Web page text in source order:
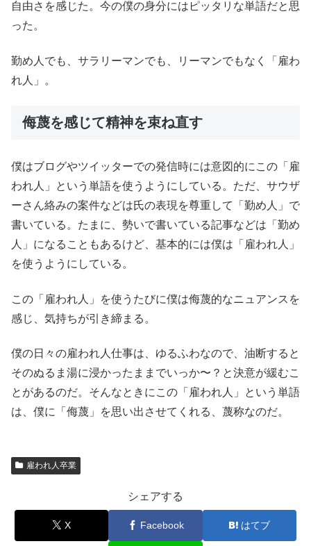
自由さを感じた。今の僕の身分にはピッタリな単語だと思
った。
勤め人でも、サラリーマンでも、リーマンでもなく「雇わ
れ人」。
侮蔑を感じて精神を束ね直す
僕はブログやツイッターでの発信時には意図的にこの「雇
われ人」という単語を使うようにしている。ただ、サウザ
ーさん絡みの案件などは氏の表現を尊重して「勤め人」で
書いている。たまに、勢いで書いている記事などは「勤め
人」になることもあるけど、基本的には僕は「雇われ人」
を使うようにしている。
この「雇われ人」を使うたびに僕は侮蔑的なニュアンスを
感じ、気持ちが引き締まる。
僕の日々の雇われ人仕事は、ゆるふわなので、油断すると
そのぬるま湯に浸かったままでいっか〜？と決意が緩むこ
とがあるのだ。そんなときにこの「雇われ人」という単語
は、僕に「侮蔑」を思い出させてくれる、蔑称なのだ。
雇われ人卒業
シェアする
X Facebook はてブ